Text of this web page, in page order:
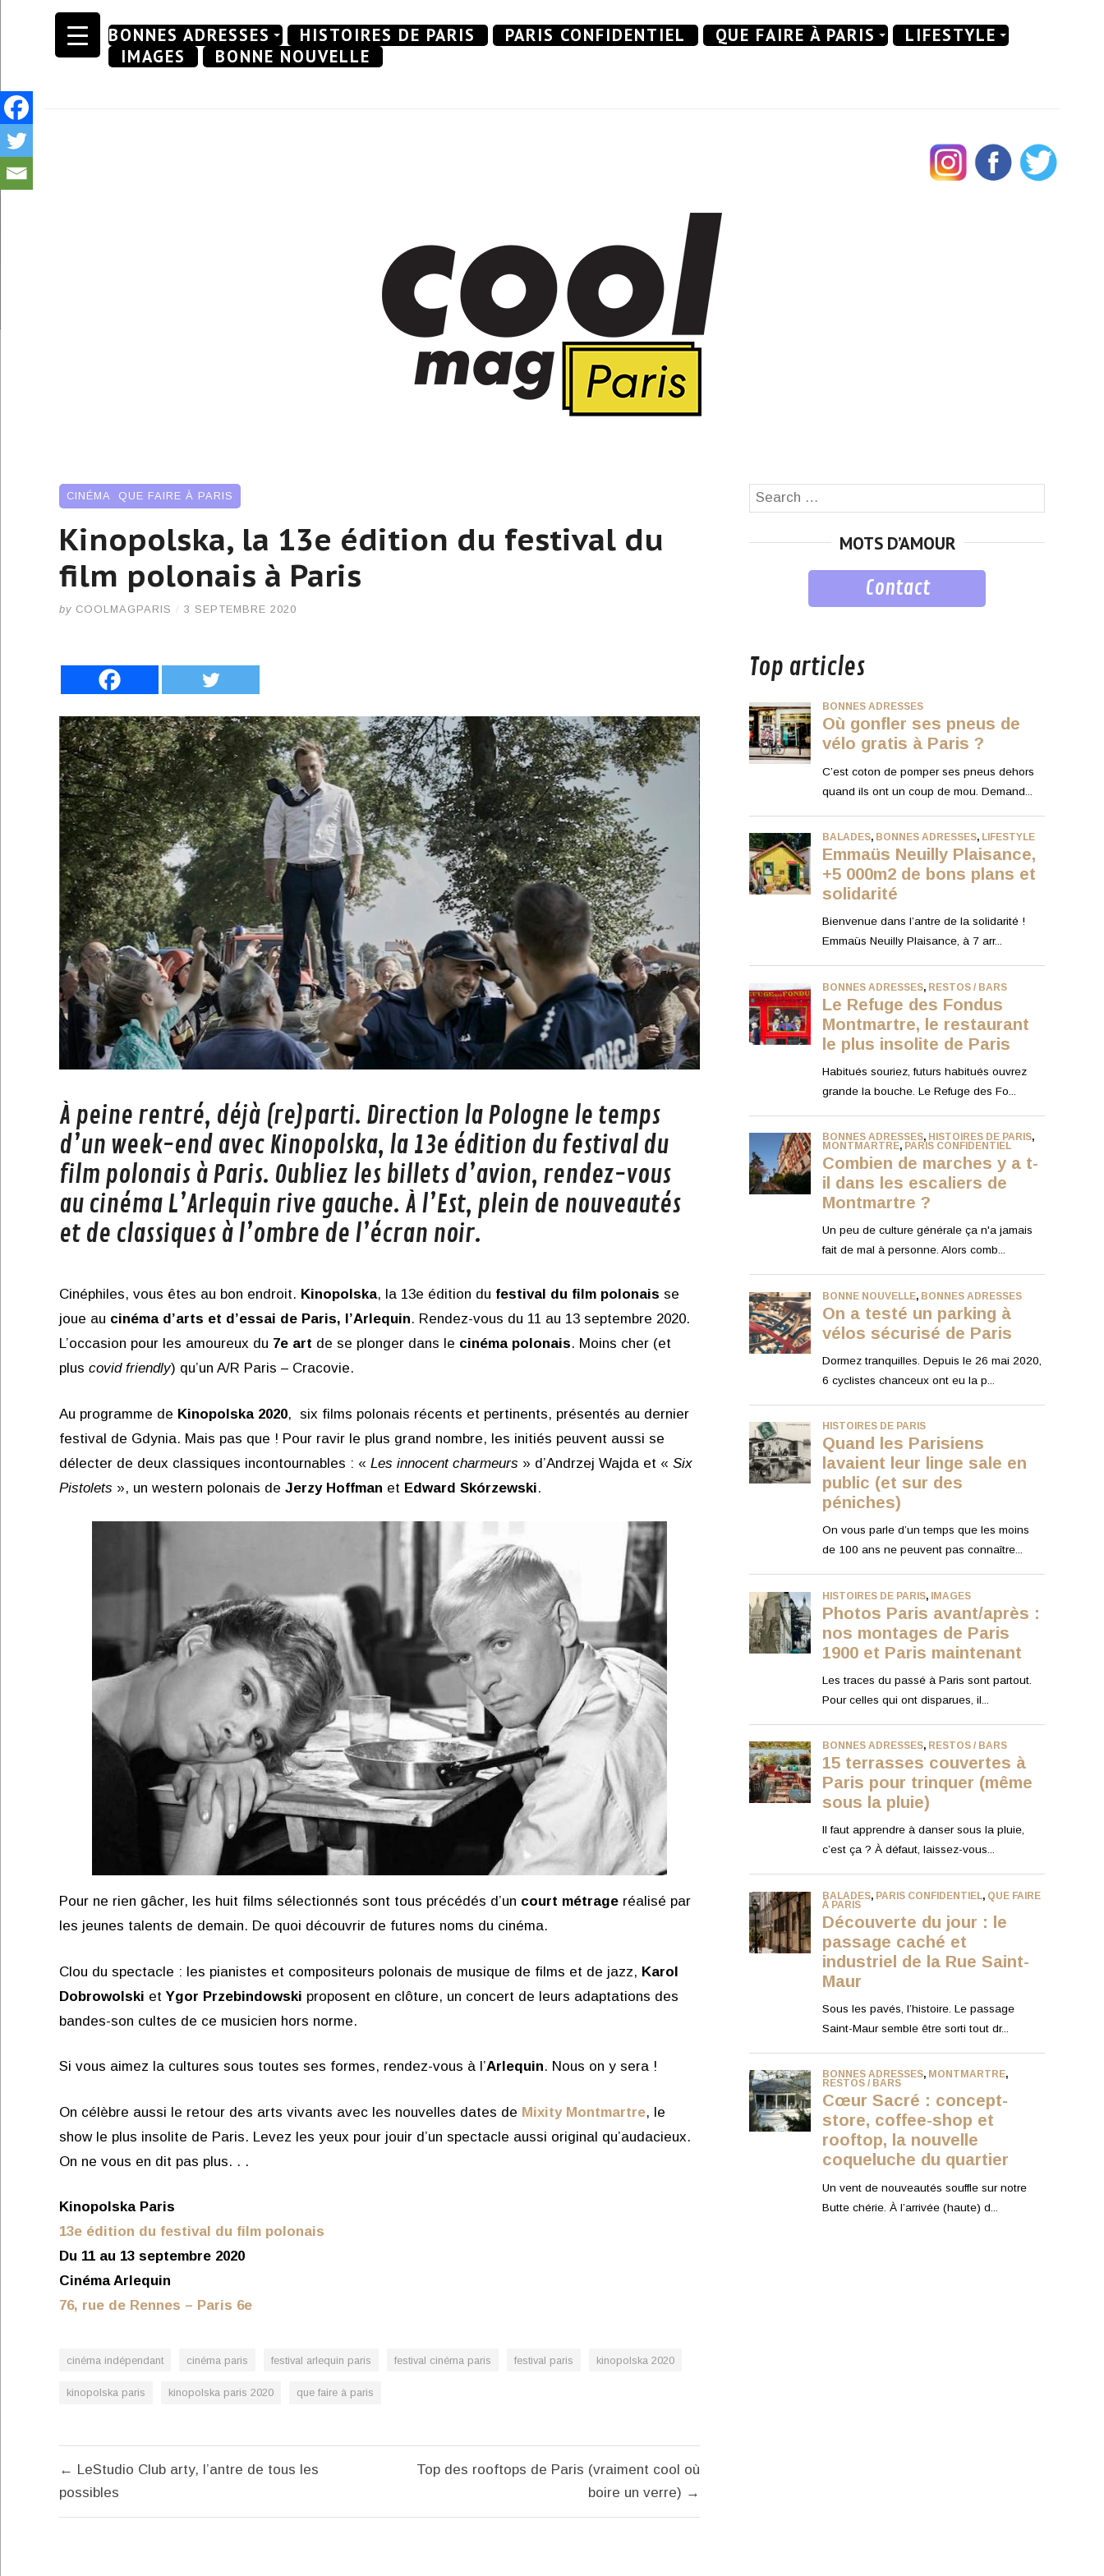
Skip
BONNES ADRESSES HISTOIRES DE PARIS PARIS CONFIDENTIEL QUE FAIRE À PARIS
LIFESTYLE
IMAGES
BONNE NOUVELLE
CINÉMA QUE FAIRE À PARIS
Kinopolska, la 13e édition du festival du
film polonais à Paris
by COOLMAGPARIS / 3 SEPTEMBRE 2020
À peine rentré, déjà (re)parti. Direction la Pologne le temps
d’un week-end avec Kinopolska, la 13e édition du festival du
film polonais à Paris. Oubliez les billets d’avion, rendez-vous
au cinéma L’Arlequin rive gauche. À l’Est, plein de nouveautés
et de classiques à l’ombre de l’écran noir.
Cinéphiles, vous êtes au bon endroit. Kinopolska, la 13e édition du festival du film polonais se
joue au cinéma d’arts et d’essai de Paris, l’Arlequin. Rendez-vous du 11 au 13 septembre 2020.
L’occasion pour les amoureux du 7e art de se plonger dans le cinéma polonais. Moins cher (et
plus covid friendly) qu’un A/R Paris – Cracovie.
Au programme de Kinopolska 2020, six films polonais récents et pertinents, présentés au dernier
festival de Gdynia. Mais pas que ! Pour ravir le plus grand nombre, les initiés peuvent aussi se
délecter de deux classiques incontournables : « Les innocent charmeurs » d’Andrzej Wajda et « Six
Pistolets », un western polonais de Jerzy Hoffman et Edward Skórzewski.
Pour ne rien gâcher, les huit films sélectionnés sont tous précédés d’un court métrage réalisé par
les jeunes talents de demain. De quoi découvrir de futures noms du cinéma.
Clou du spectacle : les pianistes et compositeurs polonais de musique de films et de jazz, Karol
Dobrowolski et Ygor Przebindowski proposent en clôture, un concert de leurs adaptations des
bandes-son cultes de ce musicien hors norme.
Si vous aimez la cultures sous toutes ses formes, rendez-vous à l’Arlequin. Nous on y sera !
On célèbre aussi le retour des arts vivants avec les nouvelles dates de Mixity Montmartre, le
show le plus insolite de Paris. Levez les yeux pour jouir d’un spectacle aussi original qu’audacieux.
On ne vous en dit pas plus. . .
Kinopolska Paris
13e édition du festival du film polonais
Du 11 au 13 septembre 2020
Cinéma Arlequin
76, rue de Rennes – Paris 6e
cinéma indépendant cinéma paris festival arlequin paris festival cinéma paris festival paris kinopolska 2020
kinopolska paris kinopolska paris 2020 que faire à paris
Navigation
de
l’article
← LeStudio Club arty, l’antre de tous les
possibles
Top des rooftops de Paris (vraiment cool où
boire un verre) →
Search
MOTS D’AMOUR
Contact
Top articles